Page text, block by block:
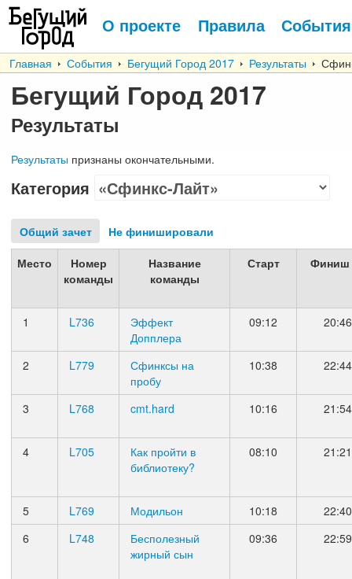
О проекте Правила События
Главная События Бегущий Город 2017 Результаты
Бегущий Город 2017
Результаты
Результаты признаны окончательными.
Категория
Общий зачет Не финишировали
Место
Номер
команды
Название
команды
Старт Финиш
1 L736
Эффект
Допплера
09:12 20:46
2 L779
Сфинксы на
пробу
10:38 22:44
3 L768 cmt.hard 10:16 21:54
4 L705
Как пройти в
библиотеку?
08:10 21:21
5 L769 Модильон 10:18
22:40
6
L748
Бесполезный
жирный сын
09:36 22:59